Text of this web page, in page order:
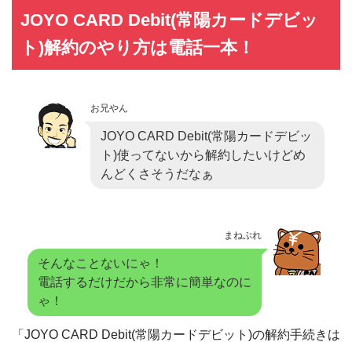
JOYO CARD Debit(常陽カードデビッ
ト)解約のやり方は電話一本！
お兄やん
JOYO CARD Debit(常陽カードデビッ
ト)使ってないから解約したいけどめ
んどくさそうだなぁ
まねぷれ
そんなことないにゃ！
電話するだけだから非常に簡単なのに
ゃ！
「JOYO CARD Debit(常陽カードデビット)の解約手続きは